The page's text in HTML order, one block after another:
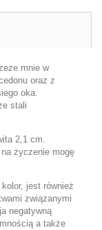
mnie w
oraz z
oka.
stali
2,1 cm.
życzenie mogę
jest również
związanymi
negatywną
a także